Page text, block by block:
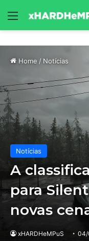
Menu
Home / Notícias
Notícias
A
para
novas
xHARDHeMPuS 04/